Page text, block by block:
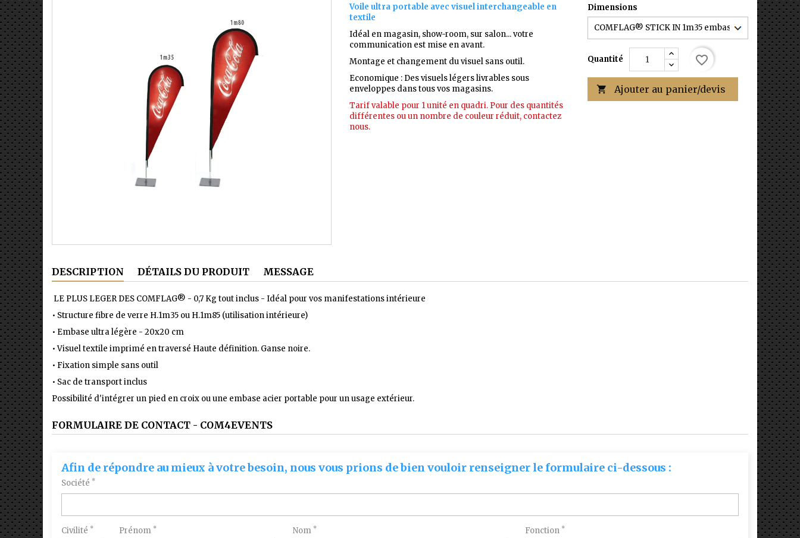
Voile ultra portable avec visuel interchangeable en
textile
Idéal en magasin, show-room, sur salon... votre
communication est mise en avant.
Montage et changement du visuel sans outil.
Economique : Des visuels légers livrables sous
enveloppes dans tous vos magasins.
Tarif valable pour 1 unité en quadri. Pour des quantités
différentes ou un nombre de couleur réduit, contactez
nous.
Dimensions
Quantité
 Ajouter au panier/devis
favorite_border
DESCRIPTION DÉTAILS DU PRODUIT MESSAGE
LE PLUS LEGER DES COMFLAG® - 0,7 Kg tout inclus - Idéal pour vos manifestations intérieure
• Structure fibre de verre H.1m35 ou H.1m85 (utilisation intérieure)
• Embase ultra légère - 20x20 cm
•Visuel textile imprimé en traversé Haute définition. Ganse noire.
• Fixation simple sans outil
• Sac de transport inclus
Possibilité d'intégrer un pied en croix ou une embase acier portable pour un usage extérieur.
FORMULAIRE DE CONTACT - COM4EVENTS
Afin de répondre au mieux à votre besoin, nous vous prions de bien vouloir renseigner le formulaire ci-dessous :
Société *
Civilité * Prénom * Nom * Fonction *